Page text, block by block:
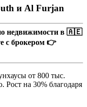
и Al Furjan
недвижимости в 🇦🇪
с брокером 👉
от 800 тыс.
Рост на 30% благодаря